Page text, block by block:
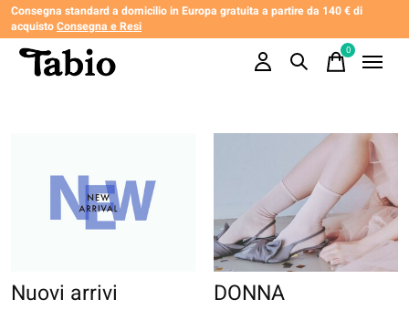
Consegna standard a domicilio in Europa gratuita a partire da 140 € di
acquistoConsegna e Resi
0items
Nuovi arrivi DONNA